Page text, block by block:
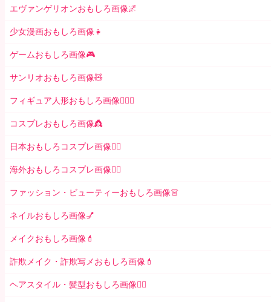
エヴァンゲリオンおもしろ画像🌌
少女漫画おもしろ画像👧
ゲームおもしろ画像🎮
サンリオおもしろ画像🧸
フィギュア人形おもしろ画像🧍🏼‍♂️
コスプレおもしろ画像👸
日本おもしろコスプレ画像🧝‍♀️
海外おもしろコスプレ画像🧝‍♂️
ファッション・ビューティーおもしろ画像👗
ネイルおもしろ画像💅
メイクおもしろ画像💄
詐欺メイク・詐欺写メおもしろ画像💄
ヘアスタイル・髪型おもしろ画像👱‍♀️